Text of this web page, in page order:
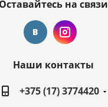
Оставайтесь на связи
Наши контакты
+375 (17) 3774420